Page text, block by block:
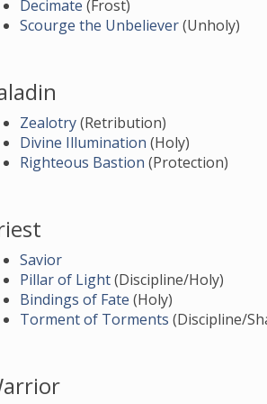
Decimate (Frost)
Scourge the Unbeliever(Unholy)
Zealotry(Retribution)
Divine Illumination (Holy)
Righteous Bastion (Protection)
Savior
Pillar of Light(Discipline/Holy)
Bindings of Fate (Holy)
Torment of Torments (Discipline/